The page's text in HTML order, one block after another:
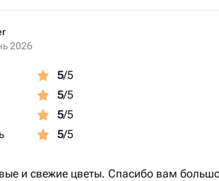
2026
5/5
5/5
5/5
5/5
и свежие цветы. Спасибо вам